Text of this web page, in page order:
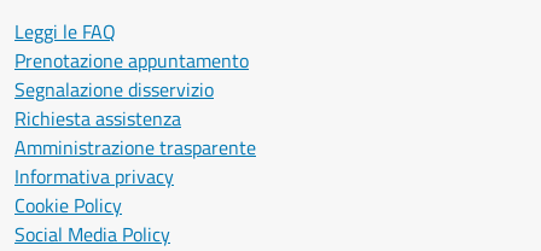
Leggi le FAQ
Prenotazione appuntamento
Segnalazione disservizio
Richiesta assistenza
Amministrazione trasparente
Informativa privacy
Cookie Policy
Social Media Policy